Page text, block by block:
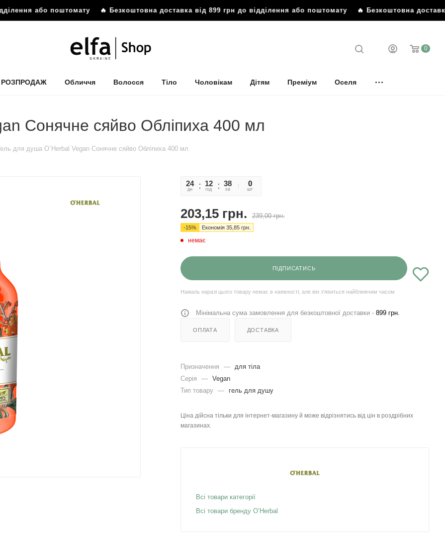
або поштомату🔥 Безкоштовна доставка від 899 грн до відділення або поштомату🔥 Безкоштовна доставка
0
РОЗПРОДАЖ Обличчя Волосся Тіло Чоловікам Дітям Преміум Оселя
Сонячне сяйво Обліпиха 400 мл
для душа O`Herbal Vegan Сонячне сяйво Обліпиха 400 мл
24
дн
12
год
38
хв
49
сек
0
шт
203,15 грн. 239,00грн.
-15% Економія 35,85 грн.
немає
ПІДПИСАТИСЬ
Нажаль наразі цього товару немає в наявності, але він з'явиться найближчим часом
Мінімальна сума замовлення для безкоштовної доставки - 899 грн.
ОПЛАТА ДОСТАВКА
Призначення —
для тіла
Серія
— Vegan
Тип товару — гель для душу
Ціна дійсна тільки для інтернет-магазину й може відрізнятись від цін в роздрібних
магазинах.
Всі товари категорії
Всі товари бренду O’Herbal